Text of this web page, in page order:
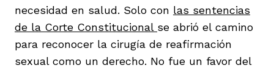
necesidad en salud. Solo con las sentencias
de la Corte Constitucional se abrió el camino
para reconocer la cirugía de reafirmación
sexual como un derecho. No fue un favor del